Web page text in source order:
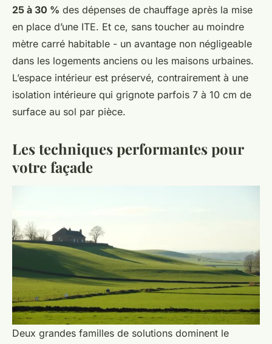
25 à 30 % des dépenses de chauffage après la mise
en place d’une ITE. Et ce, sans toucher au moindre
mètre carré habitable - un avantage non négligeable
dans les logements anciens ou les maisons urbaines.
L’espace intérieur est préservé, contrairement à une
isolation intérieure qui grignote parfois 7 à 10 cm de
surface au sol par pièce.
Les techniques performantes pour
votre façade
Deux grandes familles de solutions dominent le